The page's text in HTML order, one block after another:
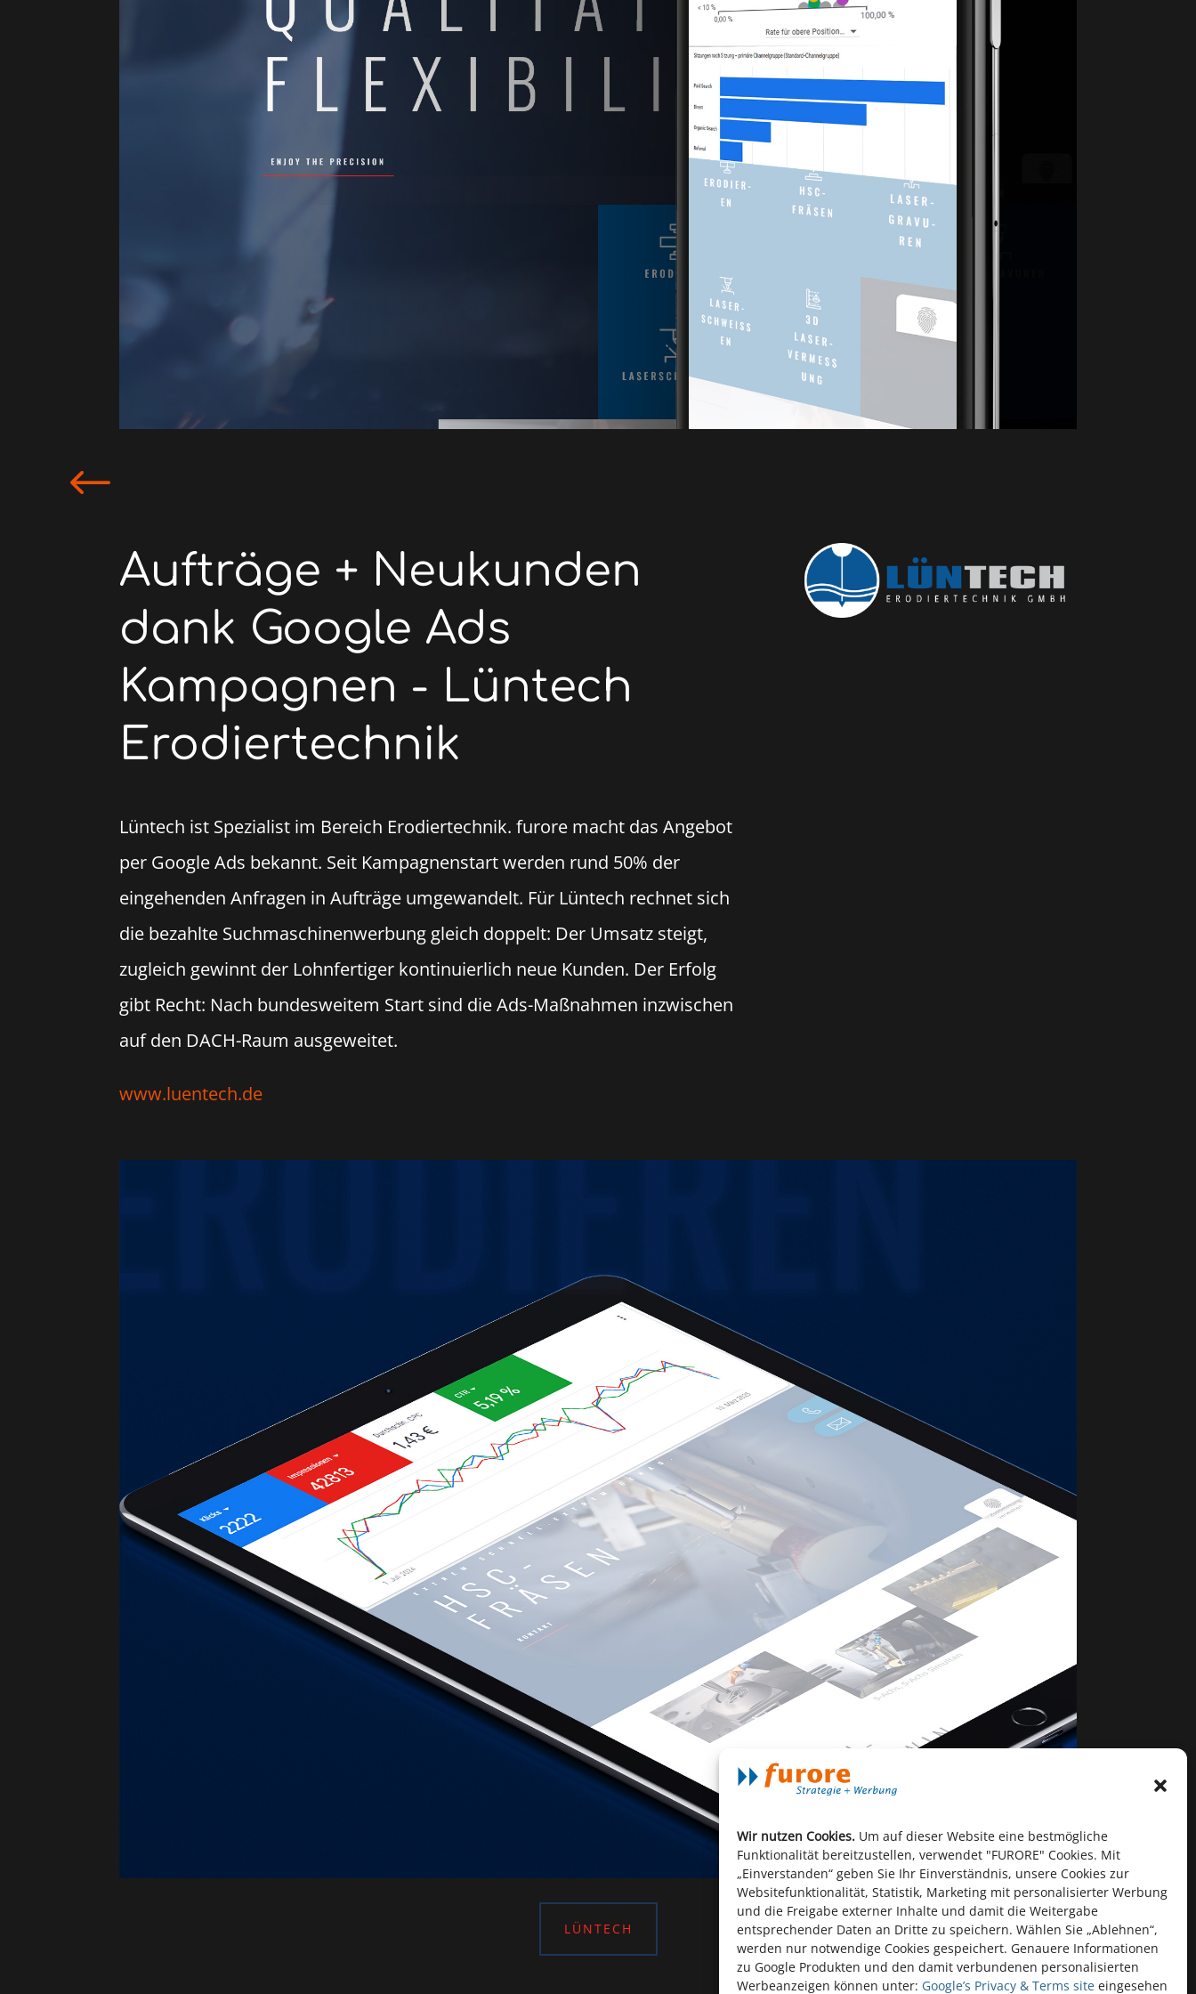
Wir nutzen Cookies. Um auf dieser Website eine bestmögliche
Funktionalität bereitzustellen, verwendet "FURORE" Cookies. Mit
„Einverstanden“ geben Sie Ihr Einverständnis, unsere Cookies zur
Websitefunktionalität, Statistik, Marketing mit personalisierter Werbung
und die Freigabe externer Inhalte und damit die Weitergabe
entsprechender Daten an Dritte zu speichern. Wählen Sie „Ablehnen“,
werden nur notwendige Cookies gespeichert. Genauere Informationen
zu Google Produkten und den damit verbundenen personalisierten
Werbeanzeigen können unter: Google’s Privacy & Terms site eingesehen
#
Aufträge + Neukunden
dank Google Ads
Kampagnen - Lüntech
Erodiertechnik
Lüntech ist Spezialist im Bereich Erodiertechnik. furore macht das Angebot
per Google Ads bekannt. Seit Kampagnenstart werden rund 50% der
eingehenden Anfragen in Aufträge umgewandelt. Für Lüntech rechnet sich
die bezahlte Suchmaschinenwerbung gleich doppelt: Der Umsatz steigt,
zugleich gewinnt der Lohnfertiger kontinuierlich neue Kunden. Der Erfolg
gibt Recht: Nach bundesweitem Start sind die Ads-Maßnahmen inzwischen
auf den DACH-Raum ausgeweitet.
www.luentech.de
LÜNTECH